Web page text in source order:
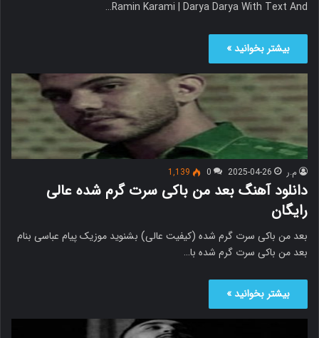
Ramin Karami | Darya Darya With Text And…
بیشتر بخوانید »
م.ر 2025-04-26
0
1,139
دانلود آهنگ بعد من باکی سرت گرم شده عالی
رایگان
بعد من باکی سرت گرم شده (کیفیت عالی) بشنوید موزیک پیام عباسی بنام
بعد من باکی سرت گرم شده با…
بیشتر بخوانید »